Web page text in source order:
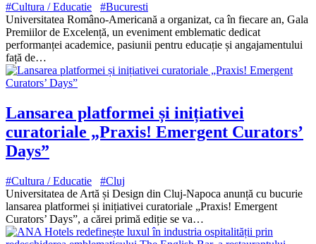
#Cultura / Educatie
#Bucuresti
Universitatea Româno-Americană a organizat, ca în fiecare an, Gala
Premiilor de Excelență, un eveniment emblematic dedicat
performanței academice, pasiunii pentru educație și angajamentului
față de…
Lansarea platformei și inițiativei
curatoriale „Praxis! Emergent Curators’
Days”
#Cultura / Educatie
#Cluj
Universitatea de Artă și Design din Cluj-Napoca anunță cu bucurie
lansarea platformei și inițiativei curatoriale „Praxis! Emergent
Curators’ Days”, a cărei primă ediție se va…